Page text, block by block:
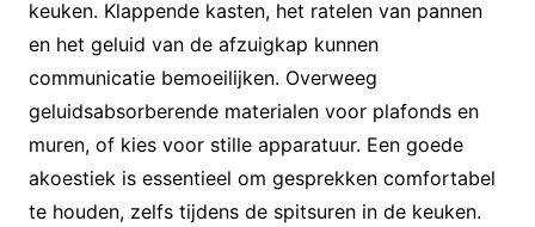
keuken. Klappende kasten, het ratelen van pannen
en het geluid van de afzuigkap kunnen
communicatie bemoeilijken. Overweeg
geluidsabsorberende materialen voor plafonds en
muren, of kies voor stille apparatuur. Een goede
akoestiek is essentieel om gesprekken comfortabel
te houden, zelfs tijdens de spitsuren in de keuken.